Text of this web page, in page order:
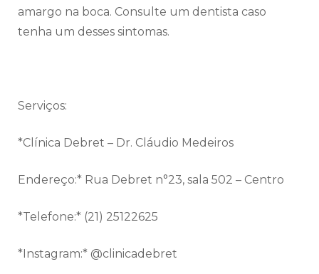
amargo na boca. Consulte um dentista caso
tenha um desses sintomas.
Serviços:
*Clínica Debret – Dr. Cláudio Medeiros
Endereço:* Rua Debret n°23, sala 502 – Centro
*Telefone:* (21) 25122625
*Instagram:* @clinicadebret